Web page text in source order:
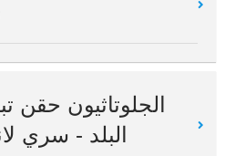
الجلوتاثيون حقن
البلد - سري